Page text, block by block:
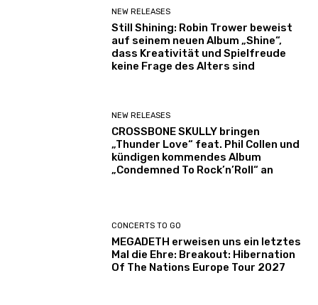
NEW RELEASES
Still Shining: Robin Trower beweist
auf seinem neuen Album „Shine“,
dass Kreativität und Spielfreude
keine Frage des Alters sind
NEW RELEASES
CROSSBONE SKULLY bringen
„Thunder Love“ feat. Phil Collen und
kündigen kommendes Album
„Condemned To Rock’n’Roll“ an
CONCERTS TO GO
MEGADETH erweisen uns ein letztes
Mal die Ehre: Breakout: Hibernation
Of The Nations Europe Tour 2027